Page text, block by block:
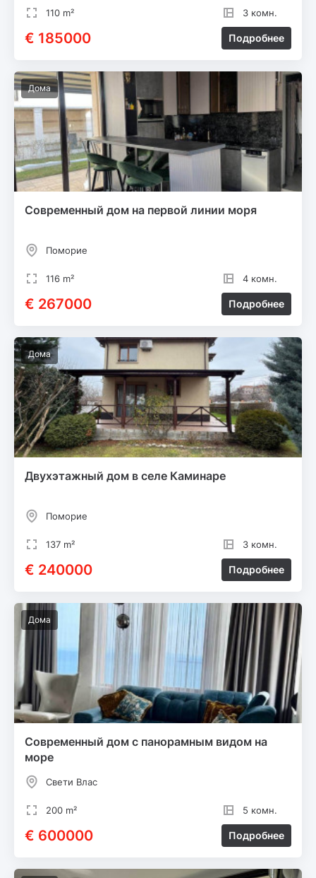
110 m² 3 комн.
€ 185000 Подробнее
Дома
Современный дом на первой линии моря
Поморие
116 m² 4 комн.
€ 267000 Подробнее
Дома
Двухэтажный дом в селе Каминаре
Поморие
137 m² 3 комн.
€ 240000 Подробнее
Дома
Современный дом с панорамным видом на
море
Свети Влас
200 m² 5 комн.
€ 600000 Подробнее